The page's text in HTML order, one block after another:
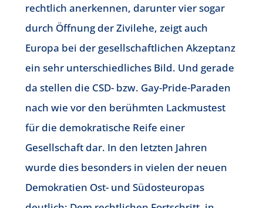
rechtlich anerkennen, darunter vier sogar
durch Öffnung der Zivilehe, zeigt auch
Europa bei der gesellschaftlichen Akzeptanz
ein sehr unterschiedliches Bild. Und gerade
da stellen die CSD- bzw. Gay-Pride-Paraden
nach wie vor den berühmten Lackmustest
für die demokratische Reife einer
Gesellschaft dar. In den letzten Jahren
wurde dies besonders in vielen der neuen
Demokratien Ost- und Südosteuropas